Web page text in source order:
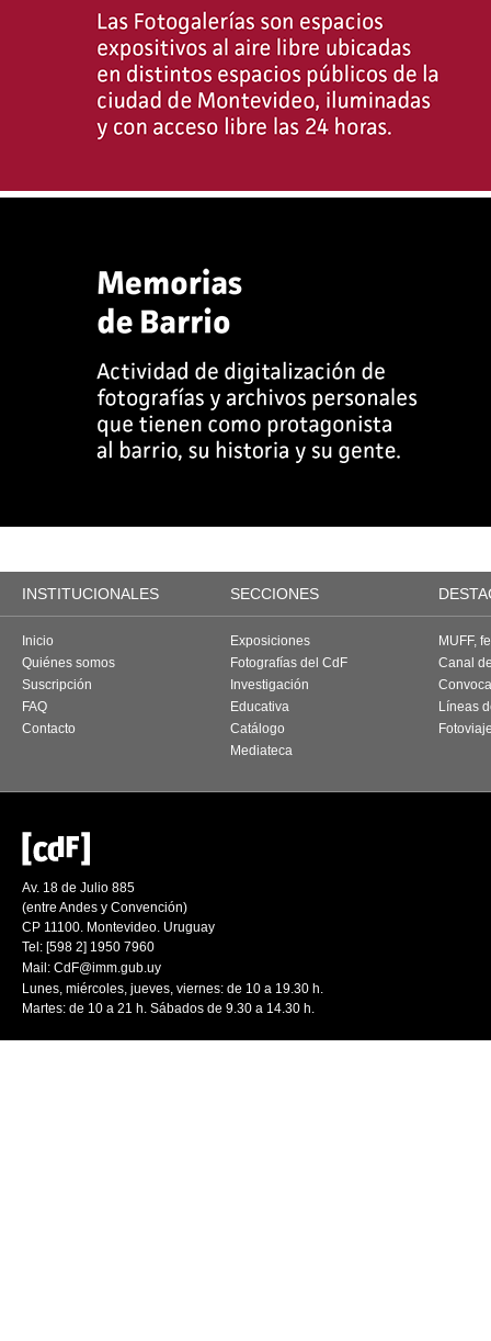
INSTITUCIONALES SECCIONES
Inicio
Quiénes somos
Suscripción
FAQ
Contacto
Exposiciones
Fotografías del CdF
Investigación
Educativa
Catálogo
Mediateca
MUFF,
Canal
Líneas
Av. 18 de Julio 885
(entre Andes y Convención)
CP 11100. Montevideo. Uruguay
Tel: [598 2] 1950 7960
Mail: CdF@imm.gub.uy
Lunes, miércoles, jueves, viernes: de 10 a 19.30 h.
Martes: de 10 a 21 h. Sábados de 9.30 a 14.30 h.